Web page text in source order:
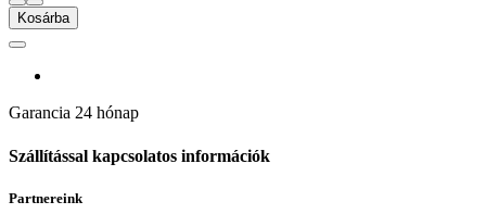
Kosárba
Garancia 24 hónap
Szállítással kapcsolatos információk
Partnereink